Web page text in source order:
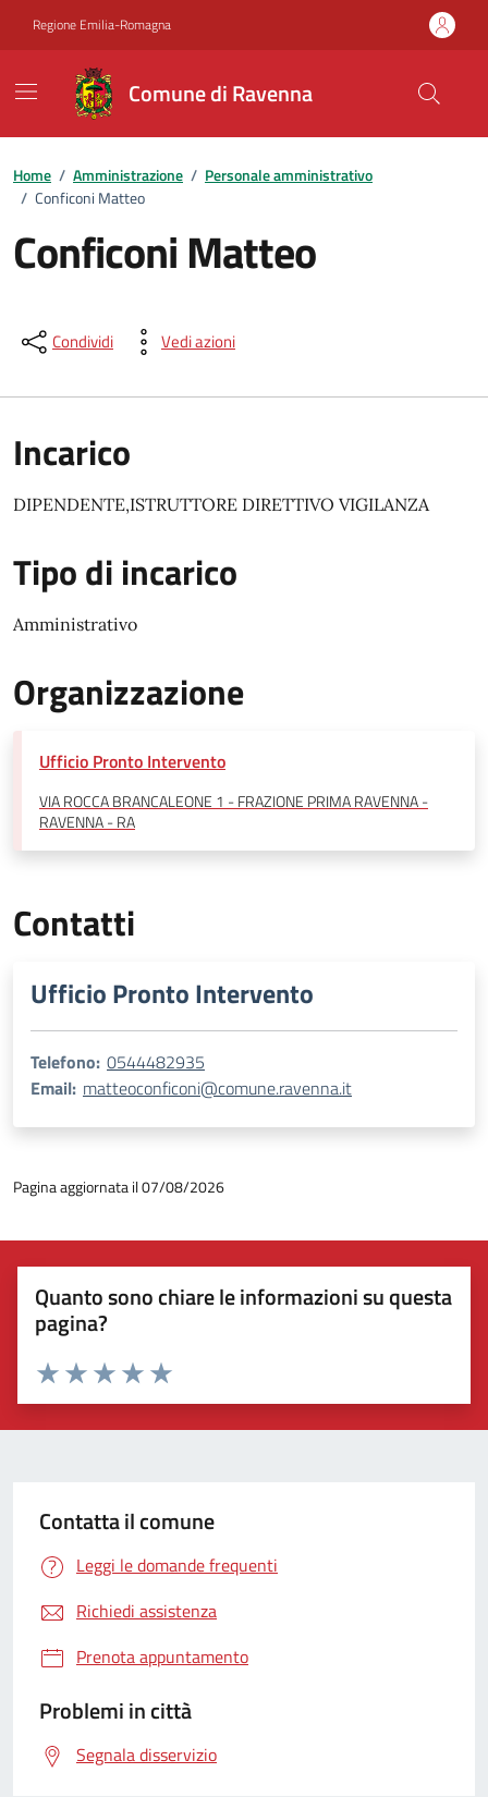
Regione Emilia-Romagna
Comune di Ravenna
Home / Amministrazione / Personale amministrativo
/ Conficoni Matteo
Conficoni Matteo
Condividi Vedi azioni
Incarico
DIPENDENTE,ISTRUTTORE DIRETTIVO VIGILANZA
Tipo di incarico
Amministrativo
Organizzazione
Ufficio Pronto Intervento
VIA ROCCA BRANCALEONE 1 - FRAZIONE PRIMA RAVENNA -
RAVENNA - RA
Contatti
Ufficio Pronto Intervento
Telefono: 0544482935
Email: matteoconficoni@comune.ravenna.it
Pagina aggiornata il 07/08/2026
Quanto sono chiare le informazioni su questa
pagina?
Valuta 5 stelle su 5
Valuta 4 stelle su 5
Valuta 3 stelle su 5
Valuta 2 stelle su 5
Valuta 1 stelle su 5
Contatta il comune
Leggi le domande frequenti
Richiedi assistenza
Prenota appuntamento
Problemi in città
Segnala disservizio